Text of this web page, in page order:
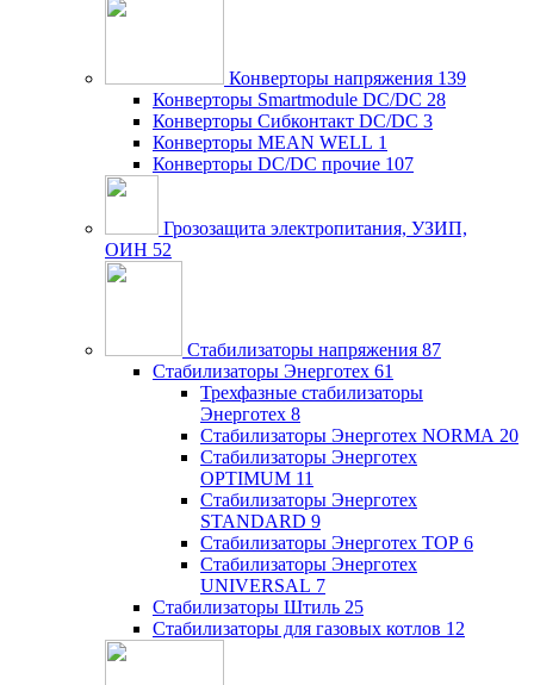
Конверторы напряжения 139
Конверторы Smartmodule DC/DC 28
Конверторы Сибконтакт DC/DC 3
Конверторы MEAN WELL 1
Конверторы DC/DC прочие 107
Грозозащита электропитания, УЗИП,
ОИН 52
Стабилизаторы напряжения 87
Стабилизаторы Энерготех 61
Трехфазные стабилизаторы
Энерготех 8
Стабилизаторы Энерготех NORMA 20
Стабилизаторы Энерготех
OPTIMUM 11
Стабилизаторы Энерготех
STANDARD 9
Стабилизаторы Энерготех TOP 6
Стабилизаторы Энерготех
UNIVERSAL 7
Стабилизаторы Штиль 25
Стабилизаторы для газовых котлов 12